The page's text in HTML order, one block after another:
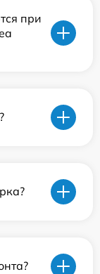
при